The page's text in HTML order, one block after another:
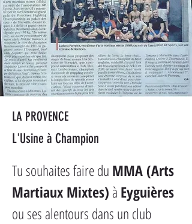
LA PROVENCE
L'Usine à Champion
Tu souhaites faire du MMA (Arts
Martiaux Mixtes) à Eyguières
ou ses alentours dans un club